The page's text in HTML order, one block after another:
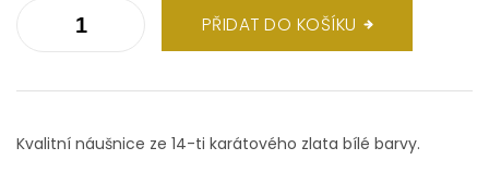
PŘIDAT DO KOŠÍKU
Kvalitní náušnice ze 14-ti karátového zlata bílé barvy.